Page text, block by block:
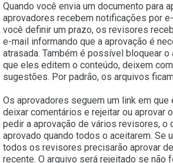
Quando você envia um documento para
aprovadores recebem notificações por
você definir um prazo, os revisores
e-mail informando que a aprovação é
atrasada. Também é possível bloquear
que eles editem o conteúdo, deixem
sugestões. Por padrão, os arquivos
Os aprovadores seguem um link em que
deixar comentários e rejeitar ou aprovar
pedir a aprovação de vários revisores, o
aprovado quando todos o aceitarem. Se
todos os revisores precisarão aprovar
recente. O arquivo será rejeitado se não